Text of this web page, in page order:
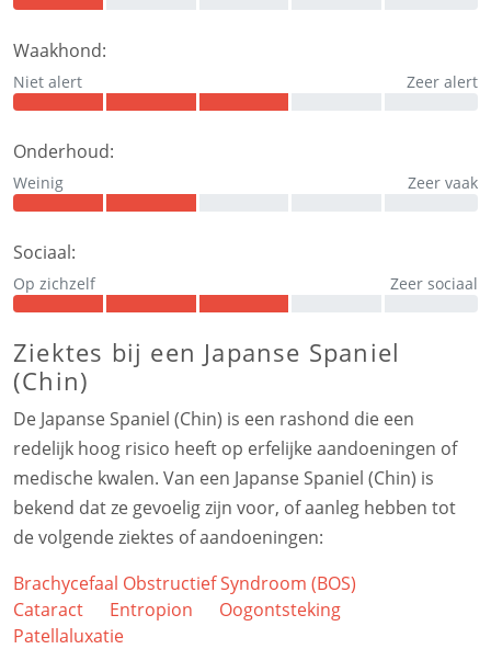
Waakhond:
Niet alert Zeer alert
Onderhoud:
Weinig Zeer vaak
Sociaal:
Op zichzelf Zeer sociaal
Ziektes bij een Japanse Spaniel
(Chin)
De Japanse Spaniel (Chin) is een rashond die een
redelijk hoog risico heeft op erfelijke aandoeningen of
medische kwalen. Van een Japanse Spaniel (Chin) is
bekend dat ze gevoelig zijn voor, of aanleg hebben tot
de volgende ziektes of aandoeningen:
Brachycefaal Obstructief Syndroom (BOS)
Cataract
Entropion
Oogontsteking
Patellaluxatie